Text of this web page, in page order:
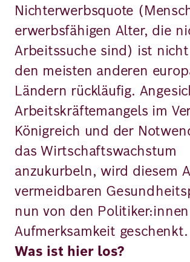
Nichterwerbsquote
erwerbsfähigen Alter, die
Arbeitssuche sind) ist
den meisten anderen
Ländern rückläufig.
Arbeitskräftemangels im
Königreich und der
das Wirtschaftswachstum
anzukurbeln, wird diesem
vermeidbaren
nun von den
Aufmerksamkeit geschenkt.
Was ist hier los?